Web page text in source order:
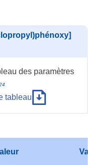
des paramètres
tableau
Valeur